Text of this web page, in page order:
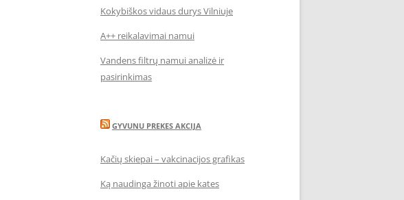
Kokybiškos vidaus durys Vilniuje
A++ reikalavimai namui
Vandens filtrų namui analizė ir
pasirinkimas
GYVUNU PREKES AKCIJA
Kačių skiepai – vakcinacijos grafikas
Ką naudinga žinoti apie kates